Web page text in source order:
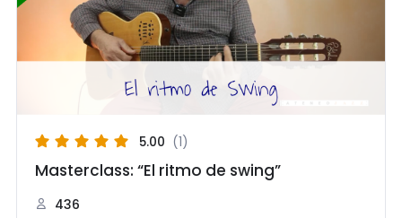
5.00 (1)
Masterclass: “El ritmo de swing”
436